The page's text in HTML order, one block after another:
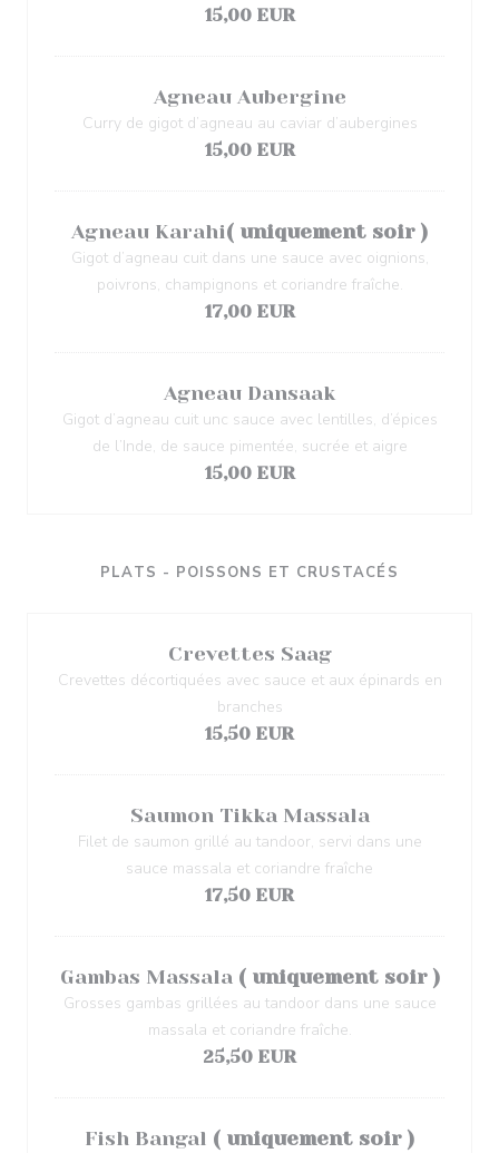
15,00 EUR
Agneau Aubergine
Curry de gigot d’agneau au caviar d’aubergines
15,00 EUR
Agneau Karahi( uniquement soir )
Gigot d’agneau cuit dans une sauce avec oignions,
poivrons, champignons et coriandre fraîche.
17,00 EUR
Agneau Dansaak
Gigot d’agneau cuit unc sauce avec lentilles, d’épices
de l’Inde, de sauce pimentée, sucrée et aigre
15,00 EUR
PLATS - POISSONS ET CRUSTACÉS
Crevettes Saag
Crevettes décortiquées avec sauce et aux épinards en
branches
15,50 EUR
Saumon Tikka Massala
Filet de saumon grillé au tandoor, servi dans une
sauce massala et coriandre fraîche
17,50 EUR
Gambas Massala ( uniquement soir )
Grosses gambas grillées au tandoor dans une sauce
massala et coriandre fraîche.
25,50 EUR
Fish Bangal ( uniquement soir )